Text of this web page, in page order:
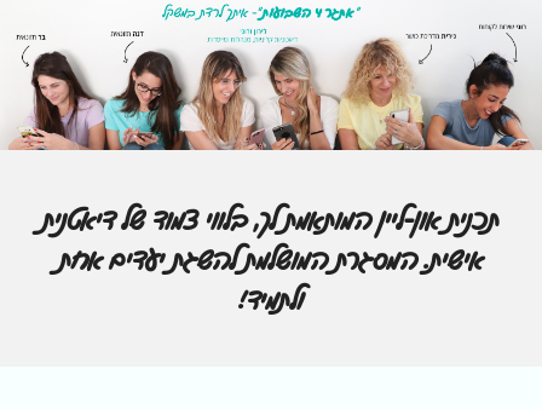
תכנית און-ליין המותאמת לך, בלווי צמוד של דיאטנית
אישית. המסגרת המושלמת להשגת יעדים אחת
ולתמיד!